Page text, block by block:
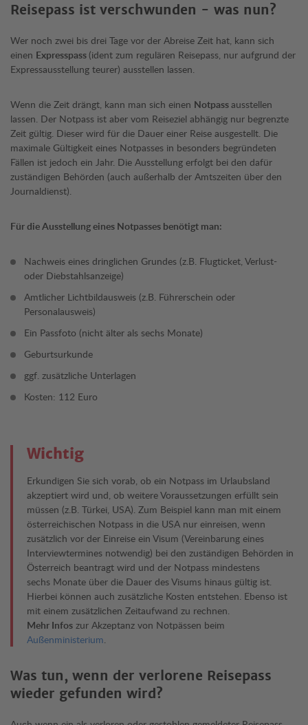
Reisepass ist verschwunden - was nun?
Wer noch zwei bis drei Tage vor der Abreise Zeit hat, kann sich
einen Expresspass(ident zum regulären Reisepass, nur aufgrund der
Expressausstellung teurer) ausstellen lassen.
Wenn die Zeit drängt, kann man sich einen Notpassausstellen
lassen. Der Notpass ist aber vom Reiseziel abhängig nur begrenzte
Zeit gültig. Dieser wird für die Dauer einer Reise ausgestellt. Die
maximale Gültigkeit eines Notpasses in besonders begründeten
Fällen ist jedoch ein Jahr. Die Ausstellung erfolgt bei den dafür
zuständigen Behörden (auch außerhalb der Amtszeiten über den
Journaldienst).
Für die Ausstellung eines Notpasses benötigt man:
Nachweis eines dringlichen Grundes (z.B. Flugticket, Verlust-
oder Diebstahlsanzeige)
Amtlicher Lichtbildausweis (z.B. Führerschein oder
Personalausweis)
Ein Passfoto (nicht älter als sechs Monate)
Geburtsurkunde
ggf. zusätzliche Unterlagen
Kosten: 112 Euro
Wichtig
Erkundigen Sie sich vorab, ob ein Notpass im Urlaubsland
akzeptiert wird und, ob weitere Voraussetzungen erfüllt sein
müssen (z.B. Türkei, USA). Zum Beispiel kann man mit einem
österreichischen Notpass in die USA nur einreisen, wenn
zusätzlich vor der Einreise ein Visum (Vereinbarung eines
Interviewtermines notwendig) bei den zuständigen Behörden in
Österreich beantragt wird und der Notpass mindestens
sechs Monate über die Dauer des Visums hinaus gültig ist.
Hierbei können auch zusätzliche Kosten entstehen. Ebenso ist
mit einem zusätzlichen Zeitaufwand zu rechnen.
Mehr Infos zur Akzeptanz von Notpässen beim
Außenministerium.
Was tun, wenn der verlorene Reisepass
wieder gefunden wird?